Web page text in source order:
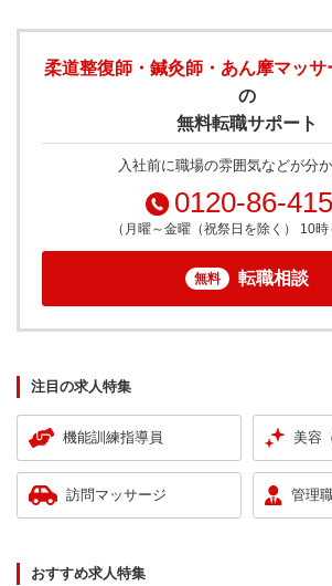
柔道整復師・鍼灸師・あん摩マッサ
の
無料転職サポート
入社前に職場の雰囲気などが分
0120-86-
（月曜～金曜（祝祭日を除く） 10時
無料 転職相談
注目の求人特集
機能訓練指導員 美容
訪問マッサージ 管理
おすすめ求人特集